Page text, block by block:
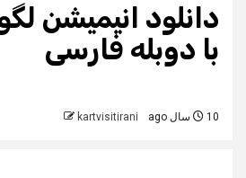
دانلود انیمیشن
با دوبله فارسی
10 سال ago kartvisitirani